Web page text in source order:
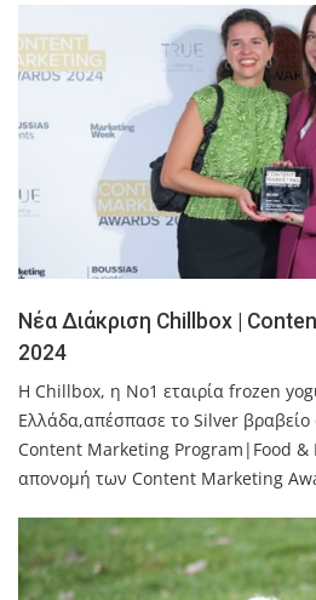
Νέα Διάκριση Chillbox |
2024
H Chillbox, η Νo1 εταιρία frozen
Ελλάδα,απέσπασε το Silver βραβείο
Content Marketing Program|Food &
απονομή των Content Marketing